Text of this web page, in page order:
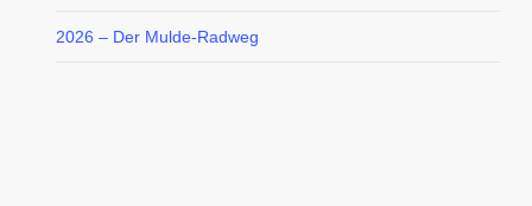
2026 – Der Mulde-Radweg